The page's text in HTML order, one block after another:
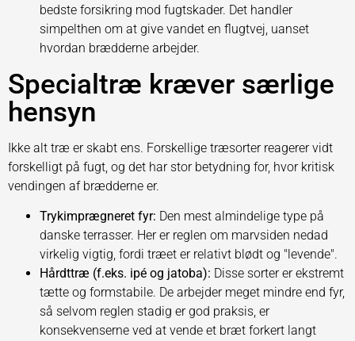
bedste forsikring mod fugtskader. Det handler
simpelthen om at give vandet en flugtvej, uanset
hvordan brædderne arbejder.
Specialtræ kræver særlige
hensyn
Ikke alt træ er skabt ens. Forskellige træsorter reagerer vidt
forskelligt på fugt, og det har stor betydning for, hvor kritisk
vendingen af brædderne er.
Trykimprægneret fyr: Den mest almindelige type på
danske terrasser. Her er reglen om marvsiden nedad
virkelig vigtig, fordi træet er relativt blødt og "levende".
Hårdttræ (f.eks. ipé og jatoba): Disse sorter er ekstremt
tætte og formstabile. De arbejder meget mindre end fyr,
så selvom reglen stadig er god praksis, er
konsekvenserne ved at vende et bræt forkert langt